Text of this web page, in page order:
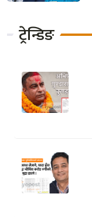
ट्रेन्डिङ